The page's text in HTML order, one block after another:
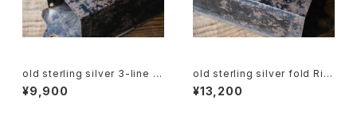
old sterling silver 3-line fl
ow Ring
¥9,900
old sterling silver fold Rin
g
¥13,200